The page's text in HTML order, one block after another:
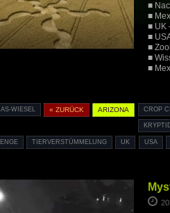
■
■
■ UK
■
■
■
■
WIESEL « ZURÜCK ARIZONA CROP
TIERVERSTÜMMELUNG UK USA